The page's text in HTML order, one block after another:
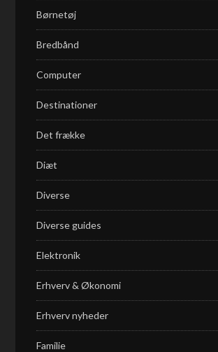
Børnetøj
Bredbånd
Computer
Destinationer
Det frække
Diæt
Diverse
Diverse guides
Elektronik
Erhverv & Økonomi
Erhverv nyheder
Familie